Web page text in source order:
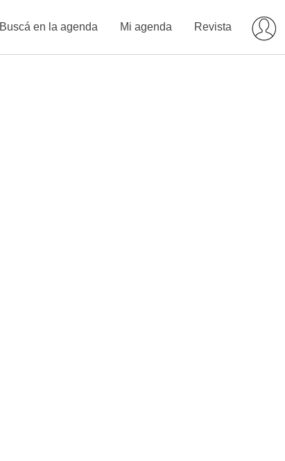
Buscá en la agenda Mi agenda Revista